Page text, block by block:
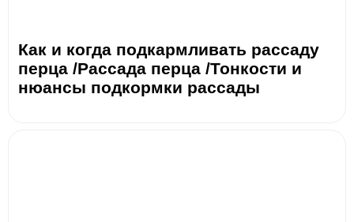
Как и когда подкармливать рассаду
перца /Рассада перца /Тонкости и
нюансы подкормки рассады